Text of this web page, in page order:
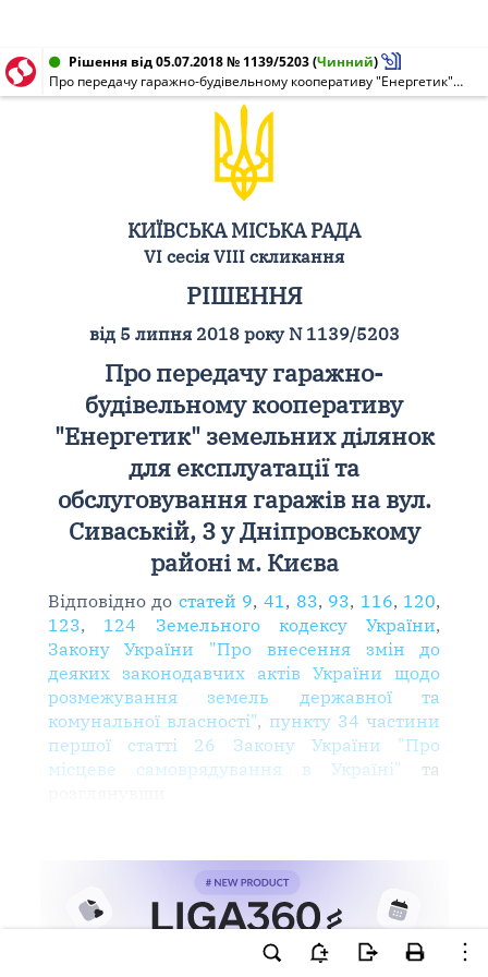
Рішення від 05.07.2018 № 1139/5203(Чинний)
Про передачу гаражно-будівельному кооперативу "Енергетик" земельних ділянок для експлуатації та обслуговування гаражів на вул. Сиваській, 3 у Дніпровському районі м. Києва
КИЇВСЬКА МІСЬКА РАДА
VI сесія VIII скликання
РІШЕННЯ
від 5 липня 2018 року N 1139/5203
Про передачу гаражно-
будівельному кооперативу
"Енергетик" земельних ділянок
для експлуатації та
обслуговування гаражів на вул.
Сиваській, 3 у Дніпровському
районі м. Києва
Відповідно до статей 9,41, 83, 93, 116, 120,
123, 124 Земельного кодексу України,
Закону України "Про внесення змін до
деяких законодавчих актів України щодо
розмежування земель державної та
комунальної власності", пункту 34 частини
першої статті 26 Закону України "Про
місцеве самоврядування в Україні"
та